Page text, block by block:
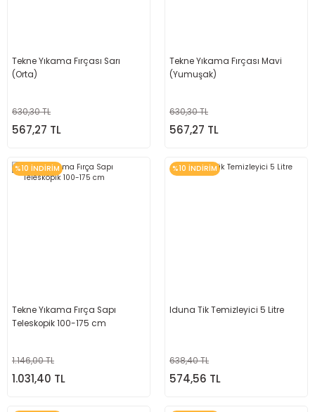
Tekne Yıkama Fırçası Sarı
(Orta)
630,30 TL
567,27 TL
Tekne Yıkama Fırçası Mavi
(Yumuşak)
630,30 TL
567,27 TL
%10 İNDİRİM
Tekne Yıkama Fırça Sapı
Teleskopik 100-175 cm
1.146,00 TL
1.031,40 TL
%10 İNDİRİM
Iduna Tik Temizleyici 5 Litre
638,40 TL
574,56 TL